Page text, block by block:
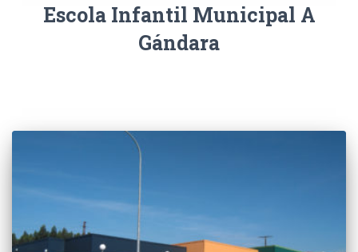
Escola Infantil Municipal A
Gándara